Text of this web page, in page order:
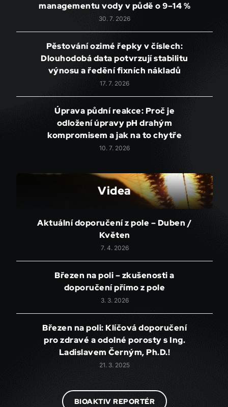
managementu vody v půdě o 9–14 %
30. 7. 2026
Pěstování ozimé řepky v číslech:
Dlouhodobá data potvrzují stabilitu
výnosu a ředění fixních nákladů
17. 7. 2026
Úprava půdní reakce: Proč je
odložení úpravy pH drahým
kompromisem a jak na to chytře
10. 7. 2026
Videa
Aktuální doporučení z pole – Duben /
Květen
7. 4. 2026
Březen na poli – zkušenosti a
doporučení přímo z pole
3. 3. 2026
Březen na poli: Klíčová doporučení
pro zdravé a odolné porosty s Ing.
Ladislavem Černým, Ph.D.!
21. 3. 2025
BIOAKTIV REPORTÉR